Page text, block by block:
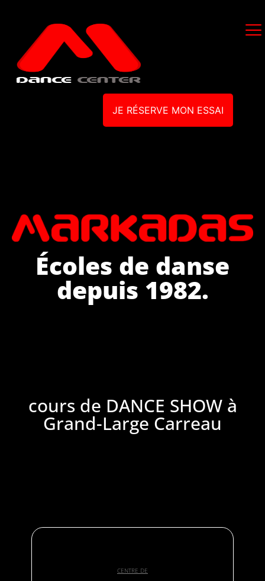
JE RÉSERVE MON ESSAI
Écoles de danse
depuis 1982.
cours de DANCE SHOW à
Grand-Large Carreau
CENTRE DE